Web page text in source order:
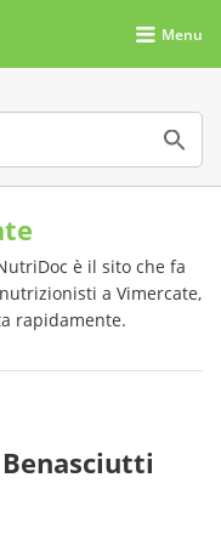
Menu
è il sito che fa
a Vimercate,
rapidamente.